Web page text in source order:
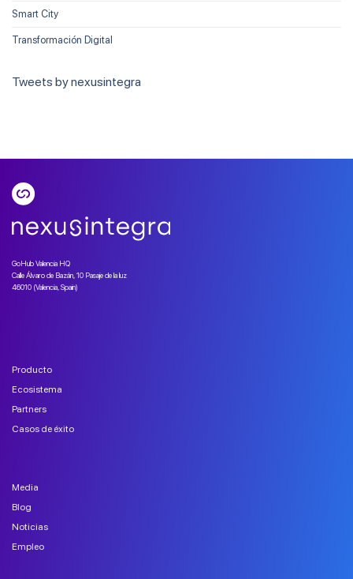
Smart City
Transformación Digital
Tweets by nexusintegra
GoHub Valencia HQ
Calle Álvaro de Bazán, 10 Pasaje de la luz
46010 (Valencia, Spain)
Producto
Ecosistema
Partners
Casos de éxito
Media
Blog
Noticias
Empleo